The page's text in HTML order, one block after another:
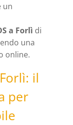
un
a Forlì di
una
online.
il
per